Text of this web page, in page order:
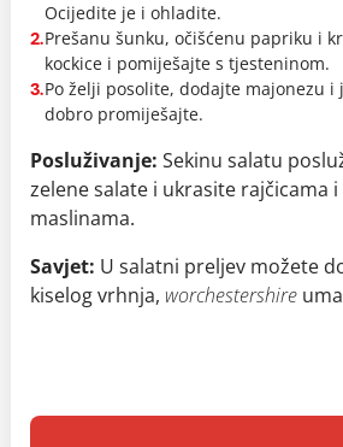
Ocijedite je i ohladite.
2.Prešanu šunku, očišćenu papriku i
kockice i pomiješajte s tjesteninom.
3.Po želji posolite, dodajte majonezu i
dobro promiješajte.
Posluživanje: Sekinu salatu
zelene salate i ukrasite rajčicama
maslinama.
Savjet: U salatni preljev možete
kiselog vrhnja, worchestershire